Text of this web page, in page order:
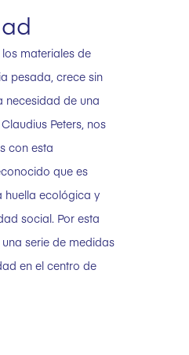
materiales de
pesada, crece sin
necesidad de una
Peters, nos
con esta
que es
huella ecológica y
social. Por esta
serie de medidas
en el centro de